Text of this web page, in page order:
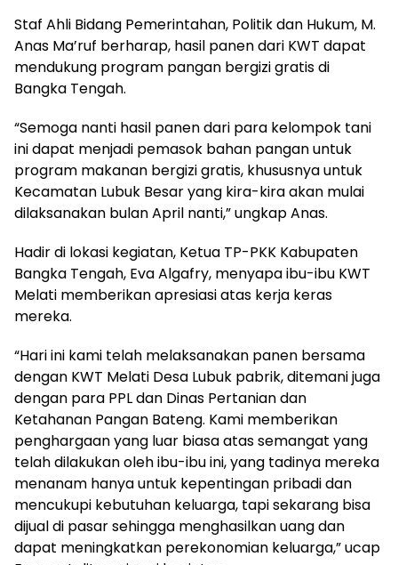
Staf Ahli Bidang Pemerintahan, Politik dan Hukum, M.
Anas Ma’ruf berharap, hasil panen dari KWT dapat
mendukung program pangan bergizi gratis di
Bangka Tengah.
“Semoga nanti hasil panen dari para kelompok tani
ini dapat menjadi pemasok bahan pangan untuk
program makanan bergizi gratis, khususnya untuk
Kecamatan Lubuk Besar yang kira-kira akan mulai
dilaksanakan bulan April nanti,” ungkap Anas.
Hadir di lokasi kegiatan, Ketua TP-PKK Kabupaten
Bangka Tengah, Eva Algafry, menyapa ibu-ibu KWT
Melati memberikan apresiasi atas kerja keras
mereka.
“Hari ini kami telah melaksanakan panen bersama
dengan KWT Melati Desa Lubuk pabrik, ditemani juga
dengan para PPL dan Dinas Pertanian dan
Ketahanan Pangan Bateng. Kami memberikan
penghargaan yang luar biasa atas semangat yang
telah dilakukan oleh ibu-ibu ini, yang tadinya mereka
menanam hanya untuk kepentingan pribadi dan
mencukupi kebutuhan keluarga, tapi sekarang bisa
dijual di pasar sehingga menghasilkan uang dan
dapat meningkatkan perekonomian keluarga,” ucap